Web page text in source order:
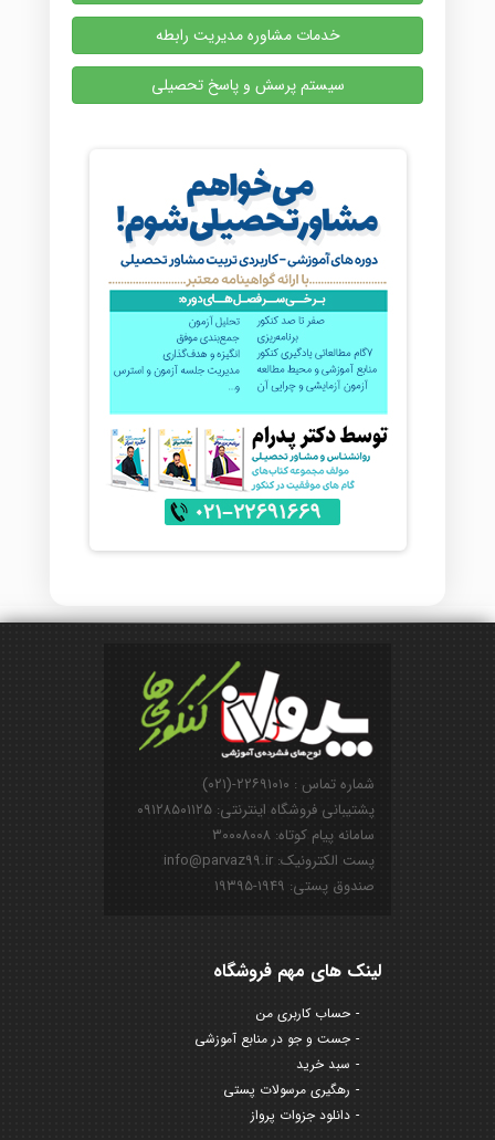
خدمات مشاوره مدیریت رابطه
سیستم پرسش و پاسخ تحصیلی
شماره تماس : ۲۲۶۹۱۰۱۰-(۰۲۱)
پشتیبانی فروشگاه اینترنتی: ۰۹۱۲۸۵۰۱۱۲۵
سامانه پیام کوتاه: ۳۰۰۰۸۰۰۸
پست الکترونیک: info@parvaz99.ir
صندوق پستی: ۱۹۴۹-۱۹۳۹۵
لینک های مهم فروشگاه
حساب کاربری من
جست و جو در منابع آموزشی
سبد خرید
رهگیری مرسولات پستی
دانلود جزوات پرواز